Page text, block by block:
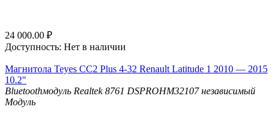
24 000.00 ₽
Доступность: Нет в наличии
Магнитола Teyes CC2 Plus 4-32 Renault Latitude 1 2010 — 2015
10.2"
Bluetoothмодуль Realtek 8761 DSPROHM32107 независимый
Модуль